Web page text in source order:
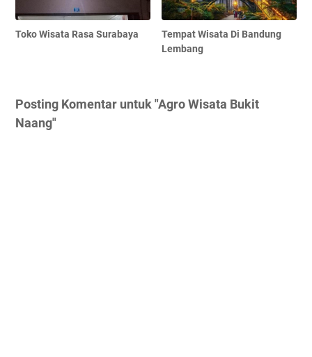
Toko Wisata Rasa Surabaya
Tempat Wisata Di Bandung
Lembang
Posting Komentar untuk "Agro Wisata Bukit
Naang"